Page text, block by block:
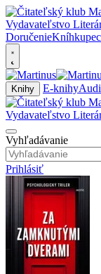
Doručenie
Knihy E-knihy
Vyhľadávanie
Prihlásiť